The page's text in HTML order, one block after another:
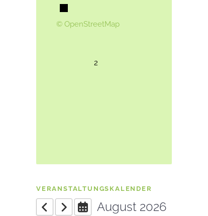
2
© OpenStreetMap
VERANSTALTUNGSKALENDER
August 2026